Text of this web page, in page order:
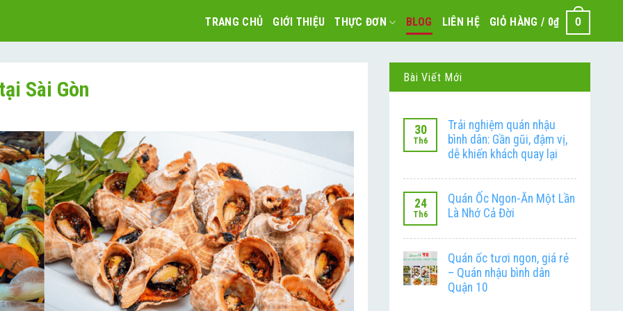
TRANG CHỦ GIỚI THIỆU THỰC ĐƠN BLOG LIÊN HỆ GIỎ HÀNG / 0₫ 0
Sài Gòn Bài Viết Mới
30
Th6
Trải nghiệm quán nhậu
bình dân: Gần gũi, đậm vị,
dễ khiến khách quay lại
24
Th6
Quán Ốc Ngon-Ăn Một Lần
Là Nhớ Cả Đời
Quán ốc tươi ngon, giá rẻ
– Quán nhậu bình dân
Quận 10